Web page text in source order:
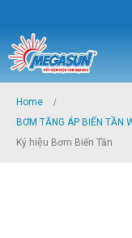
Home
BƠM TĂNG ÁP BIẾN TẦN
Ký hiệu Bơm Biến Tần